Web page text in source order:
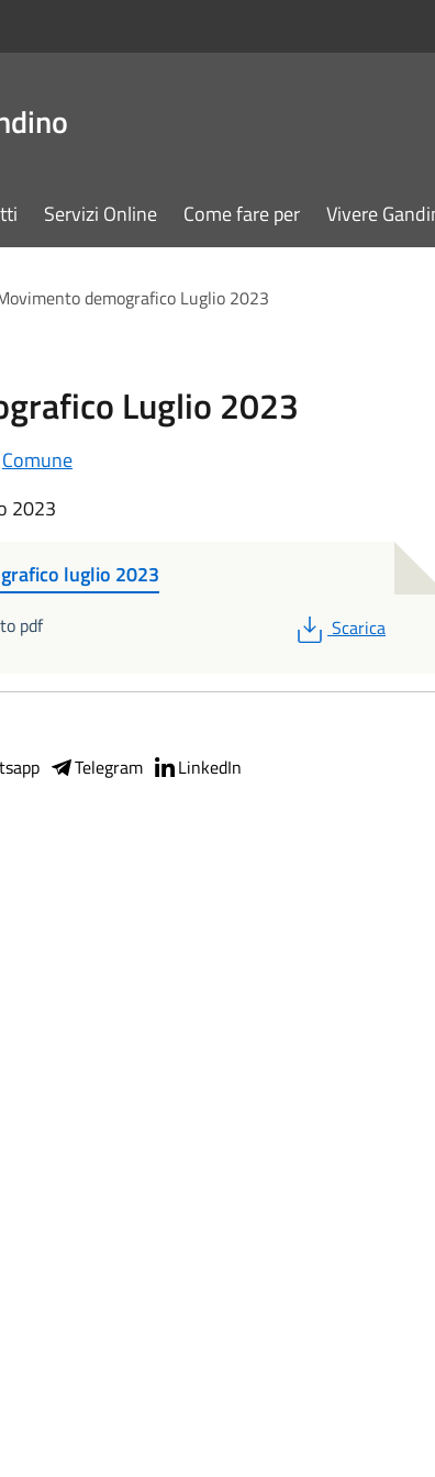
Servizi Online Come fare per Vivere
demografico Luglio 2023
Luglio 2023
Comune
2023
luglio 2023
pdf PDF
Scarica
Telegram LinkedIn